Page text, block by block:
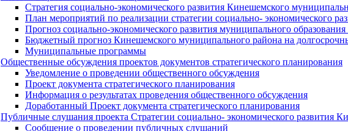
Стратегия социально-экономического развития Кинешемского
План мероприятий по реализации стратегии социально- экономического
Прогноз социально-экономического развития муниципального
Бюджетный прогноз Кинешемского муниципального района на
Муниципальные программы
Общественные обсуждения проектов документов стратегического планирования
Уведомление о проведении общественного обсуждения
Проект документа стратегического планирования
Информация о результатах проведения общественного обсуждения
Доработанный Проект документа стратегического планирования
Публичные слушания проекта Стратегии социально- экономического развития
Сообщение о проведении публичных слушаний